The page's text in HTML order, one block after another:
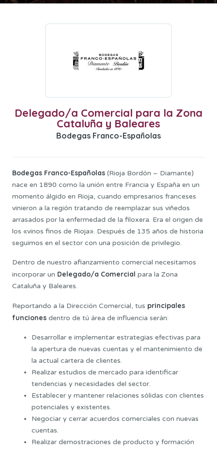
Delegado/a Comercial para la Zona
Cataluña y Baleares
Bodegas Franco-Españolas
Bodegas Franco-Españolas (Rioja Bordón – Diamante)
nace en 1890 como la unión entre Francia y España en un
momento álgido en Rioja, cuando empresarios franceses
vinieron a la región tratando de reemplazar sus viñedos
arrasados por la enfermedad de la filoxera. Era el origen de
los «vinos finos de Rioja». Después de 135 años de historia
seguimos en el sector con una posición de privilegio.
Dentro de nuestro afianzamiento comercial necesitamos
incorporar un Delegado/a Comercial para la Zona
Cataluña y Baleares.
Reportando a la Dirección Comercial, tus principales
funciones dentro de tú área de influencia serán:
Desarrollar e implementar estrategias efectivas para
la apertura de nuevas cuentas y el mantenimiento de
la actual cartera de clientes.
Realizar estudios de mercado para identificar
tendencias y necesidades del sector.
Establecer y mantener relaciones sólidas con clientes
potenciales y existentes.
Negociar y cerrar acuerdos comerciales con nuevas
cuentas.
Realizar demostraciones de producto y formación